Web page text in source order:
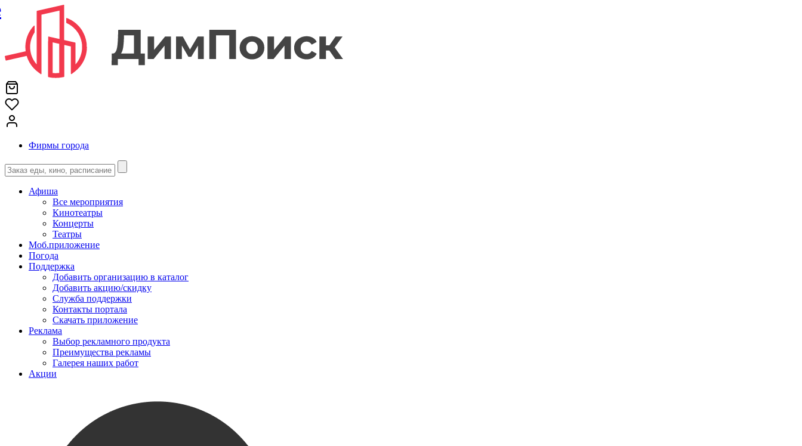
Фирмы города
Афиша
Все мероприятия
Кинотеатры
Концерты
Театры
Моб.приложение
Погода
Поддержка
Добавить организацию в каталог
Добавить акцию/скидку
Служба поддержки
Контакты портала
Скачать приложение
Реклама
Выбор рекламного продукта
Преимущества рекламы
Галерея наших работ
Акции